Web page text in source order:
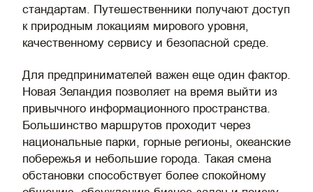
стандартам. Путешественники получают доступ
к природным локациям мирового уровня,
качественному сервису и безопасной среде.
Для предпринимателей важен еще один фактор.
Новая Зеландия позволяет на время выйти из
привычного информационного пространства.
Большинство маршрутов проходит через
национальные парки, горные регионы, океанские
побережья и небольшие города. Такая смена
обстановки способствует более спокойному